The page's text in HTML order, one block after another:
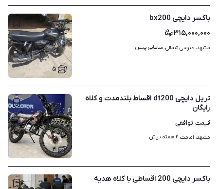
۵
باکسر دایچی bx200
۳۱۵,۰۰۰,۰۰۰
مشهد، طبرسی شمالی، ساعاتی پیش
۴
تریل دایچی dt200 اقساط بلندمدت و کلاه
رایگان
قیمت توافقی
مشهد، امامت، ۲ هفته پیش
باکسر دایچی 200 اقساطی با کلاه هدیه